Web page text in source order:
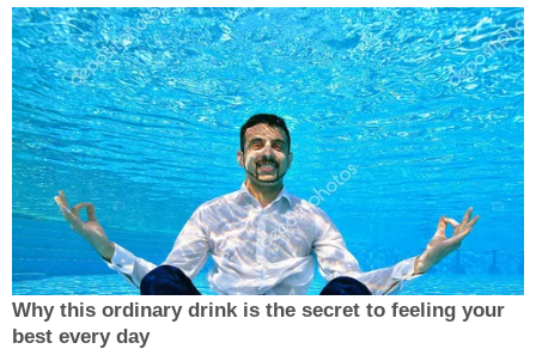
Why this ordinary drink is the secret to feeling your
best every day